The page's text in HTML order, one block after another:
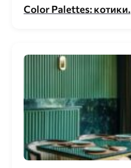
Color Palettes: котики.